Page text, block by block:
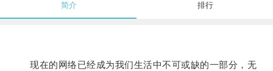
简介 排行
现在的网络已经成为我们生活中不可或缺的一部分，无